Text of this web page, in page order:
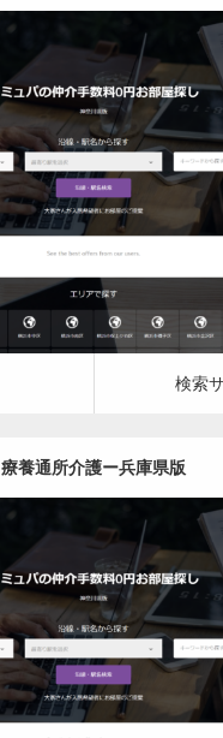
更新日：2023.03.09
検索サイト
検索
療養通所介護ー兵庫県版
更新日：2023.03.09
検索サイト